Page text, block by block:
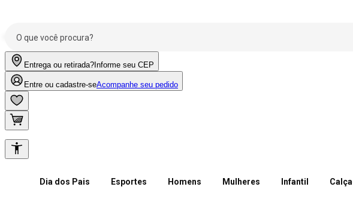
Entrega ou retirada? Informe seu CEP
Entre ou cadastre-seAcompanhe seu pedido
Dia dos Pais Esportes Homens Mulheres Infantil